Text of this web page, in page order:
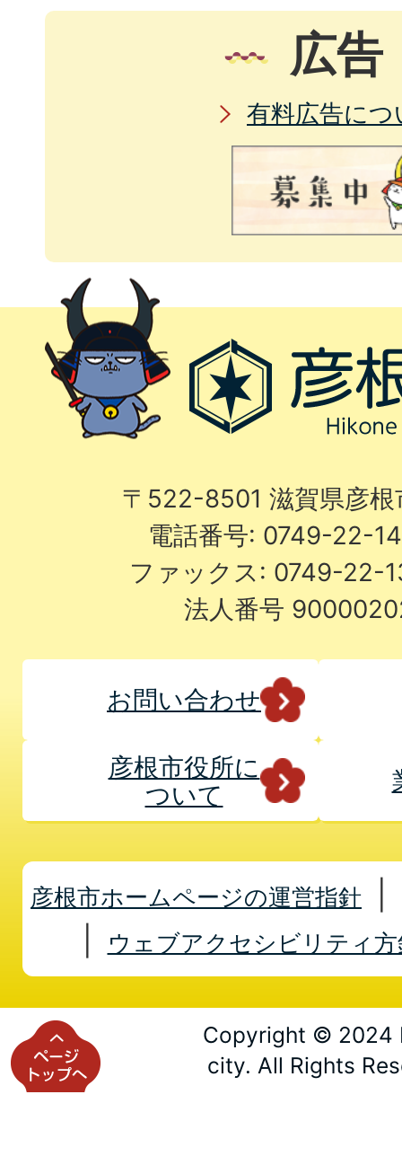
広告
有料広告につ
〒522-8501 滋賀県彦
電話番号: 0749-22-
ファックス: 0749-22-
法人番号
お問い合わせ
彦根市役所に
ついて
彦根市ホームページの運営指針
ウェブアクセシビリティ方
Copyright © 2024
city. All Rights